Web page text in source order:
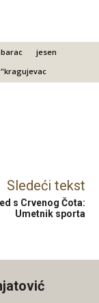
jesen
Sledeći tekst
s Crvenog Čota:
Umetnik sporta